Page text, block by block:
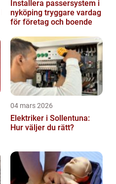
Installera passersystem i
nyköping tryggare vardag
för företag och boende
04 mars 2026
Elektriker i Sollentuna:
Hur väljer du rätt?